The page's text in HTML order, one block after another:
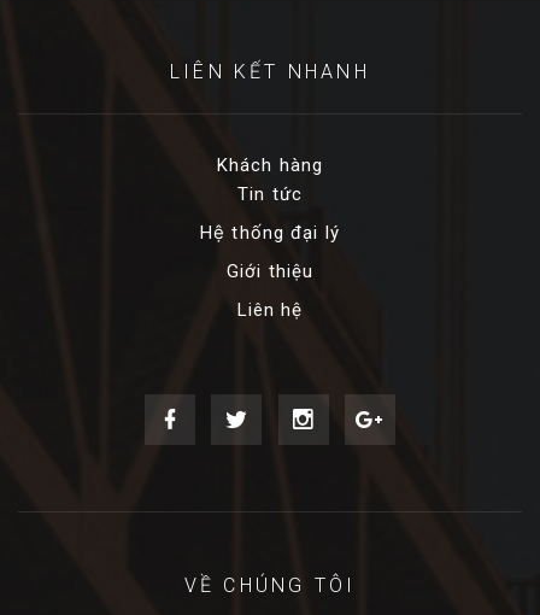
LIÊN KẾT NHANH
Khách hàng
Tin tức
Hệ thống đại lý
Giới thiệu
Liên hệ
VỀ CHÚNG TÔI